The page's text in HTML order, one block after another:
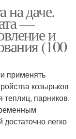
навесы
на даче.
—
и
(100
применять
козырьков
парников.
легко